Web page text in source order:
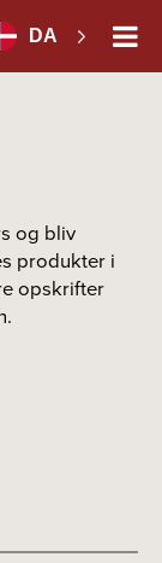
DA
og bliv
produkter i
opskrifter